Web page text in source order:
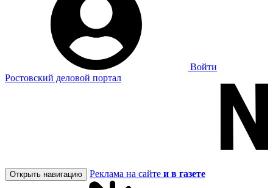
Войти
Ростовский деловой портал
Открыть навигацию Реклама на сайте и в газете